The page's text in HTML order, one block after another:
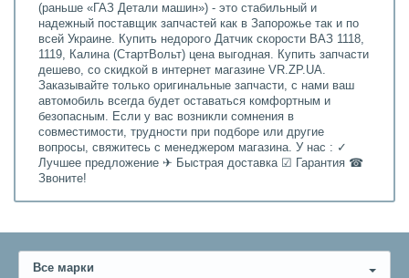
(раньше «ГАЗ Детали машин») - это стабильный и
надежный поставщик запчастей как в Запорожье так и по
всей Украине. Купить недорого Датчик скорости ВАЗ 1118,
1119, Калина (СтартВольт) цена выгодная. Купить запчасти
дешево, со скидкой в интернет магазине VR.ZP.UA.
Заказывайте только оригинальные запчасти, с нами ваш
автомобиль всегда будет оставаться комфортным и
безопасным. Если у вас возникли сомнения в
совместимости, трудности при подборе или другие
вопросы, свяжитесь с менеджером магазина. У нас : ✓
Лучшее предложение ✈ Быстрая доставка ☑ Гарантия ☎
Звоните!
Все марки